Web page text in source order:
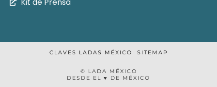
Kit de Prensa
© LADA MÉXICO
DESDE EL ♥ DE MÉXICO
CLAVES LADAS MÉXICO SITEMAP